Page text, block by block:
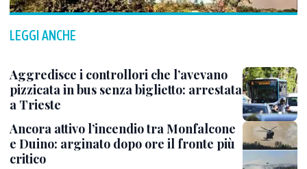
LEGGI ANCHE
Aggredisce i controllori che l’avevano
pizzicata in bus senza biglietto: arrestata
a Trieste
Ancora attivo l’incendio tra Monfalcone
e Duino: arginato dopo ore il fronte più
critico